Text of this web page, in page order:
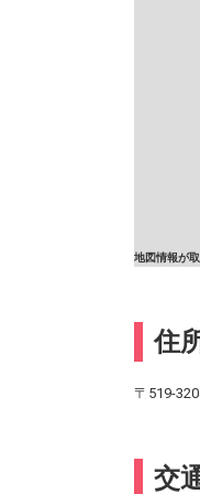
地図情報が
住
〒519-
交